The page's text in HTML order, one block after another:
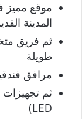
موقع مميز
المدينة
ثم فريق
طويلة
مرافق
ثم
LED)